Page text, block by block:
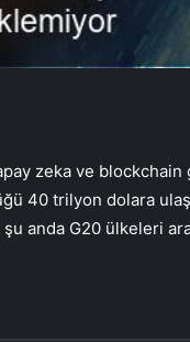
zeka ve blockchain
40 trilyon dolara
anda G20 ülkeleri